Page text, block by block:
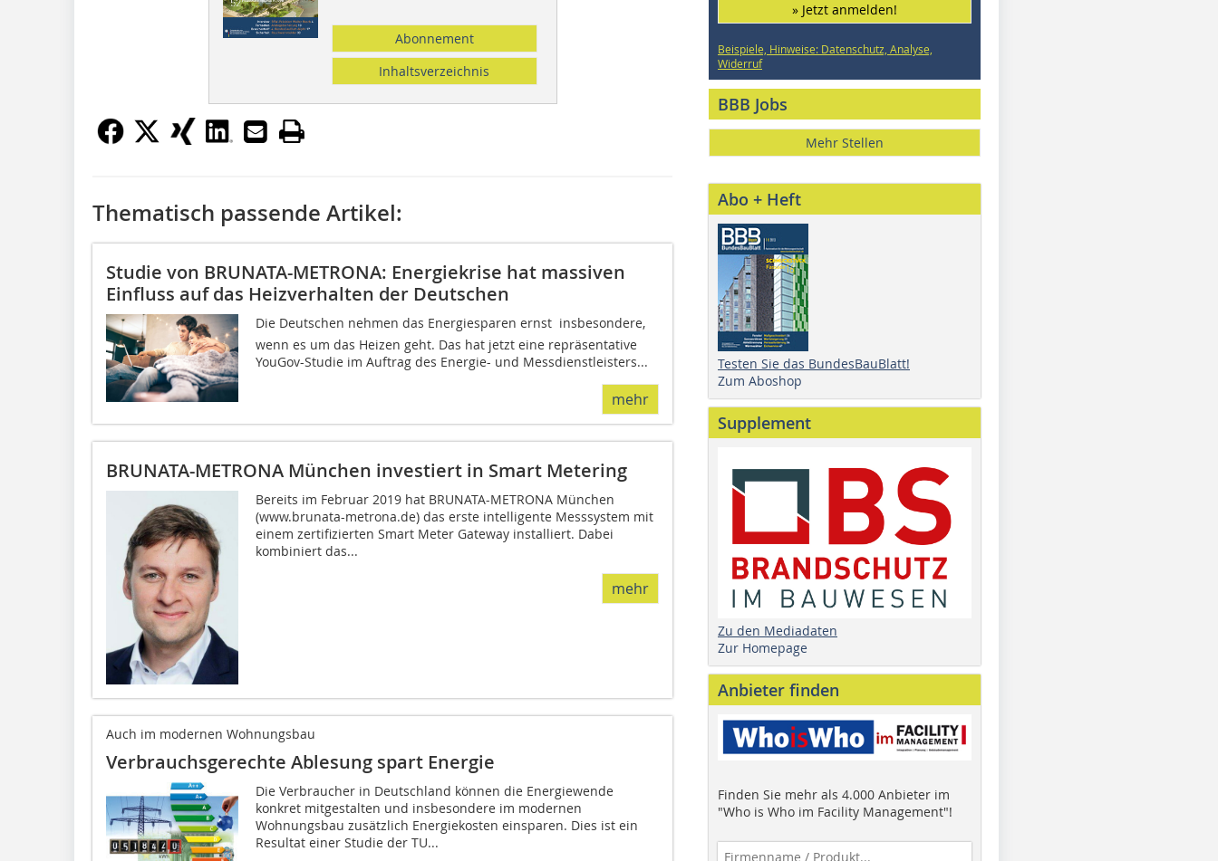
Abonnement
Inhaltsverzeichnis
Thematisch passende Artikel:
Studie von BRUNATA-METRONA: Energiekrise hat massiven
Einfluss auf das Heizverhalten der Deutschen
Die Deutschen nehmen das Energiesparen ernst  insbesondere,
wenn es um das Heizen geht. Das hat jetzt eine repräsentative
YouGov-Studie im Auftrag des Energie- und Messdienstleisters...
mehr
BRUNATA-METRONA München investiert in Smart Metering
Bereits im Februar 2019 hat BRUNATA-METRONA München
(www.brunata-metrona.de) das erste intelligente Messsystem mit
einem zertifizierten Smart Meter Gateway installiert. Dabei
kombiniert das...
mehr
Auch im modernen Wohnungsbau
Verbrauchsgerechte Ablesung spart Energie
Die Verbraucher in Deutschland können die Energiewende
konkret mitgestalten und insbesondere im modernen
Wohnungsbau zusätzlich Energiekosten einsparen. Dies ist ein
Resultat einer Studie der TU...
» Jetzt anmelden!
Beispiele, Hinweise: Datenschutz, Analyse,
Widerruf
BBB Jobs
Mehr Stellen
Abo + Heft
Testen Sie das BundesBauBlatt!
Zum Aboshop
Supplement
Zu den Mediadaten
Zur Homepage
Anbieter finden
Finden Sie mehr als 4.000 Anbieter im
"Who is Who im Facility Management"!